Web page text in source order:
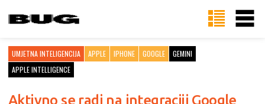
UMJETNA INTELIGENCIJA APPLE IPHONE GOOGLE
GEMINI
APPLE INTELLIGENCE
Aktivno se radi na integraciji Google